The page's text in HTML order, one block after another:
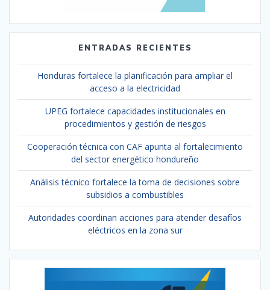
ENTRADAS RECIENTES
Honduras fortalece la planificación para ampliar el
acceso a la electricidad
UPEG fortalece capacidades institucionales en
procedimientos y gestión de riesgos
Cooperación técnica con CAF apunta al fortalecimiento
del sector energético hondureño
Análisis técnico fortalece la toma de decisiones sobre
subsidios a combustibles
Autoridades coordinan acciones para atender desafíos
eléctricos en la zona sur